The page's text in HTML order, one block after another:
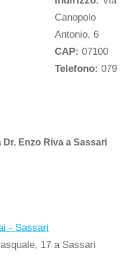
Canopolo
Antonio, 6
CAP: 07100
Telefono: 079
Enzo Riva a Sassari
- Sassari
17 a Sassari